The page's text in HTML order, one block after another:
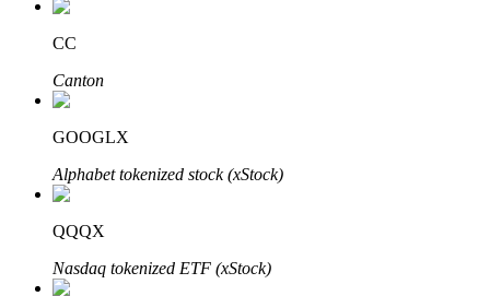
Mitra Bitrue
CC
Canton
GOOGLX
Alphabet tokenized stock (xStock)
QQQX
Nasdaq tokenized ETF (xStock)